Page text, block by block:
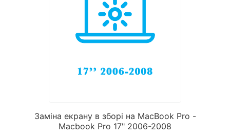
Заміна екрану в зборі на MacBook Pro -
Macbook Pro 17" 2006-2008